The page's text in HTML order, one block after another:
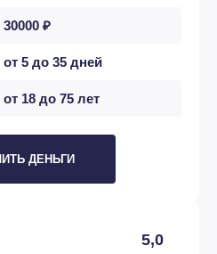
30000 ₽
от 5 до 35 дней
от 18 до 75 лет
ДЕНЬГИ
5,0